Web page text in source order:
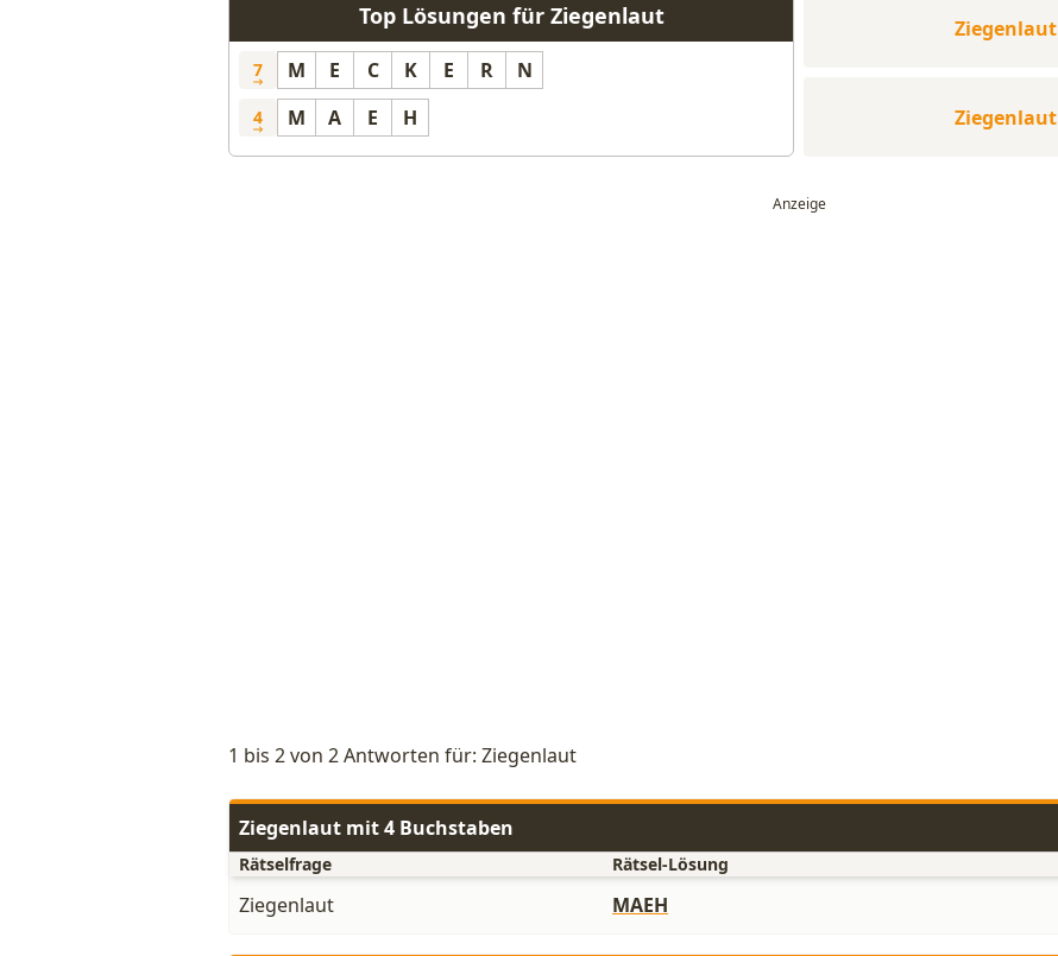
Top Lösungen für Ziegenlaut
7 M E C K E R N
4 M A E H
Ziegenlaut
Ziegenlaut
1 bis 2 von 2 Antworten für: Ziegenlaut
Ziegenlaut mit 4 Buchstaben
Rätselfrage Rätsel-Lösung
Ziegenlaut MAEH